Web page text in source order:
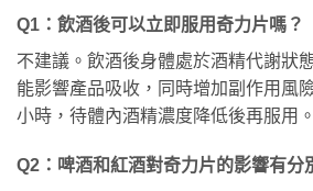
Q1：飲酒後可以立即服用奇力片嗎？
不建議。飲酒後身體處於酒精代謝狀
能影響產品吸收，同時增加副作用風
小時，待體內酒精濃度降低後再服用。
Q2：啤酒和紅酒對奇力片的影響有分